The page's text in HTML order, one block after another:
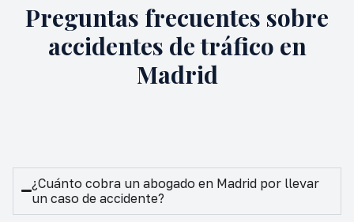
Preguntas frecuentes sobre
accidentes de tráfico en
Madrid
¿Cuánto cobra un abogado en Madrid por llevar
un caso de accidente?